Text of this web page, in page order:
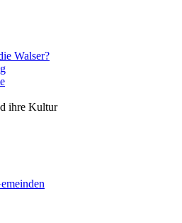
Walser?
ihre Kultur